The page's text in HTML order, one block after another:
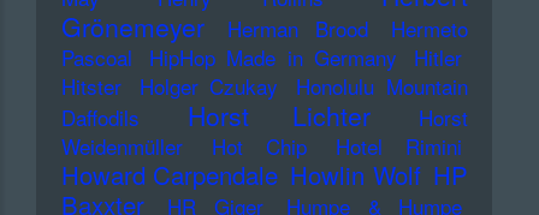
Grönemeyer
Herman Brood
Hermeto
Pascoal
HipHop Made in Germany
Hitler
Hitster
Holger Czukay
Honolulu Mountain
Daffodils
Horst Lichter
Horst
Weidenmüller
Hot Chip Hotel Rimini
Howard Carpendale Howlin Wolf HP
Baxxter
HR Giger
Humpe & Humpe